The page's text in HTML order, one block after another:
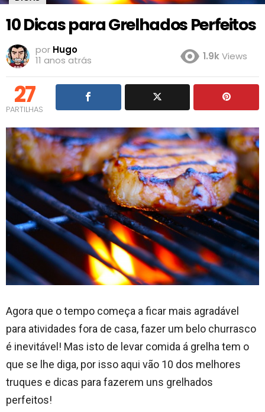
10 Dicas para Grelhados Perfeitos
por Hugo
11 anos atrás
1.9kViews
27
PARTILHAS
Agora que o tempo começa a ficar mais agradável
para atividades fora de casa, fazer um belo churrasco
é inevitável! Mas isto de levar comida á grelha tem o
que se lhe diga, por isso aqui vão 10 dos melhores
truques e dicas para fazerem uns grelhados
perfeitos!